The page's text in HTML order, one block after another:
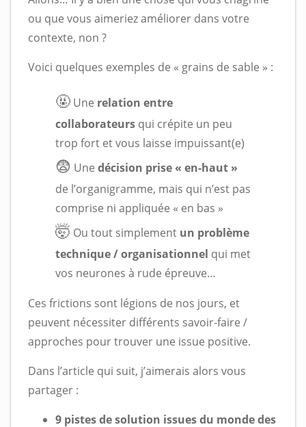
ou que vous aimeriez améliorer dans votre
contexte, non ?
Voici quelques exemples de « grains de sable » :
🤬 Une relation entre
collaborateurs qui crépite un peu
trop fort et vous laisse impuissant(e)
😨 Une décision prise « en-haut »
de l’organigramme, mais qui n’est pas
comprise ni appliquée « en bas »
🤯 Ou tout simplement un problème
technique / organisationnel qui met
vos neurones à rude épreuve…
Ces frictions sont légions de nos jours, et
peuvent nécessiter différents savoir-faire /
approches pour trouver une issue positive.
Dans l’article qui suit, j’aimerais alors vous
partager :
9 pistes de solution issues du monde des